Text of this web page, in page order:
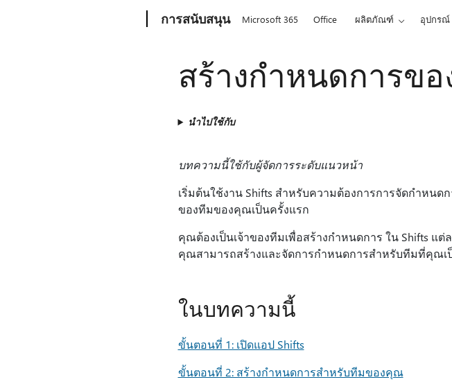
การสนับสนุน Microsoft 365 Office ผลิตภัณฑ์ อุปกรณ์
สร้างกําหนดการขอ
นำไปใช้กับ
บทความนี้ใช้กับผู้จัดการระดับแนวหน้า
เริ่มต้นใช้งาน Shifts สําหรับความต้องการการจัดกําหน
ของทีมของคุณเป็นครั้งแรก
คุณต้องเป็นเจ้าของทีมเพื่อสร้างกําหนดการ ใน Shifts แ
คุณสามารถสร้างและจัดการกําหนดการสําหรับทีมที่คุณเ
ในบทความนี้
ขั้นตอนที่ 1: เปิดแอป Shifts
ขั้นตอนที่ 2: สร้างกําหนดการสําหรับทีมของคุณ